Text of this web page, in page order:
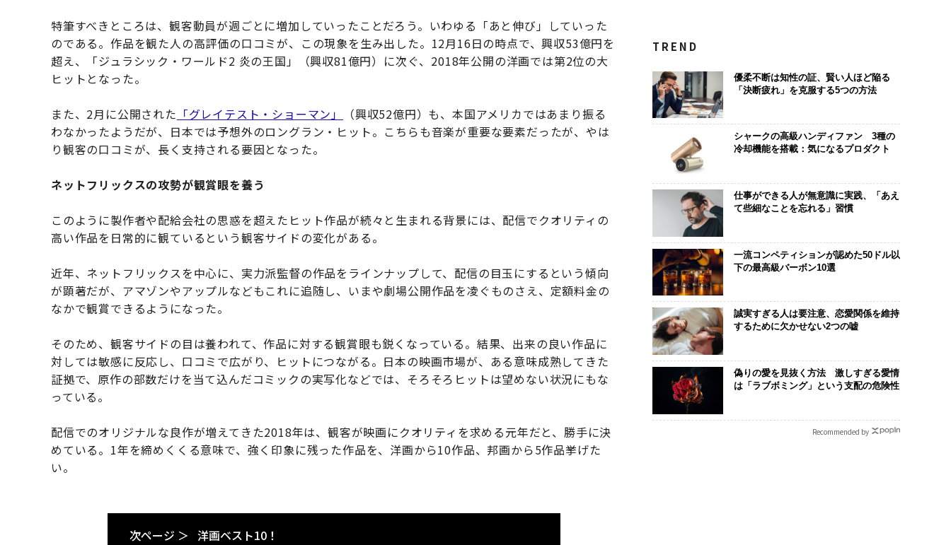
特筆すべきところは、観客動員が週ごとに増加していったことだろう。いわゆる「あと伸び」していった
のである。作品を観た人の高評価の口コミが、この現象を生み出した。12月16日の時点で、興収53億円を
超え、「ジュラシック・ワールド2 炎の王国」（興収81億円）に次ぐ、2018年公開の洋画では第2位の大
ヒットとなった。
また、2月に公開された 「グレイテスト・ショーマン」
（興収52億円）も、本国アメリカではあまり振る
わなかったようだが、日本では予想外のロングラン・ヒット。こちらも音楽が重要な要素だったが、やは
り観客の口コミが、長く支持される要因となった。
ネットフリックスの攻勢が観賞眼を養う
このように製作者や配給会社の思惑を超えたヒット作品が続々と生まれる背景には、配信でクオリティの
高い作品を日常的に観ているという観客サイドの変化がある。
近年、ネットフリックスを中心に、実力派監督の作品をラインナップして、配信の目玉にするという傾向
が顕著だが、アマゾンやアップルなどもこれに追随し、いまや劇場公開作品を凌ぐものさえ、定額料金の
なかで観賞できるようになった。
そのため、観客サイドの目は養われて、作品に対する観賞眼も鋭くなっている。結果、出来の良い作品に
対しては敏感に反応し、口コミで広がり、ヒットにつながる。日本の映画市場が、ある意味成熟してきた
証拠で、原作の部数だけを当て込んだコミックの実写化などでは、そろそろヒットは望めない状況にもな
っている。
配信でのオリジナルな良作が増えてきた2018年は、観客が映画にクオリティを求める元年だと、勝手に決
めている。1年を締めくくる意味で、強く印象に残った作品を、洋画から10作品、邦画から5作品挙げた
い。
次ページ ＞ 洋画ベスト10！
TREND
優柔不断は知性の証、賢い人ほど陥る
「決断疲れ」を克服する5つの方法
シャークの高級ハンディファン 3種の
冷却機能を搭載：気になるプロダクト
仕事ができる人が無意識に実践、「あえ
て些細なことを忘れる」習慣
一流コンペティションが認めた50ドル以
下の最高級バーボン10選
誠実すぎる人は要注意、恋愛関係を維持
するために欠かせない2つの嘘
偽りの愛を見抜く方法 激しすぎる愛情
は「ラブボミング」という支配の危険性
Recommended by